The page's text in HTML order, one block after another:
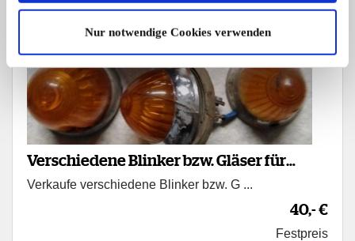
Nur notwendige Cookies verwenden
Verschiedene Blinker bzw. Gläser für
Oldtimer Kfz.
Verkaufe verschiedene Blinker bzw. G ...
40,- €
Festpreis